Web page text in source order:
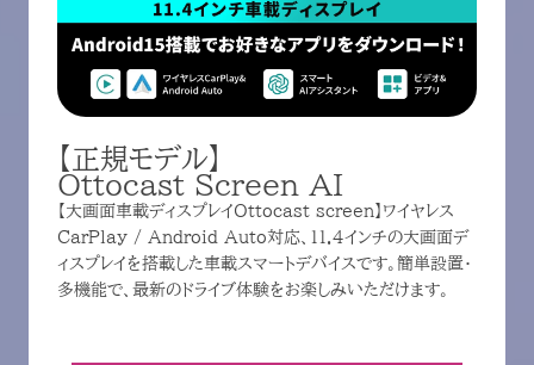
【正規モデル】
Ottocast Screen AI
【大画面車載ディスプレイOttocast screen】ワイヤレス
CarPlay / Android Auto対応、11.4インチの大画面デ
ィスプレイを搭載した車載スマートデバイスです。簡単設置・
多機能で、最新のドライブ体験をお楽しみいただけます。